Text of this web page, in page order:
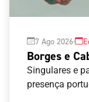
7 Ago 2026·
Borges e
do Canadá
Singulares e
presença